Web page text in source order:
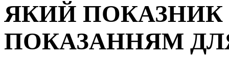
ЯКИЙ ПОКАЗНИК
ПОКАЗАННЯМ